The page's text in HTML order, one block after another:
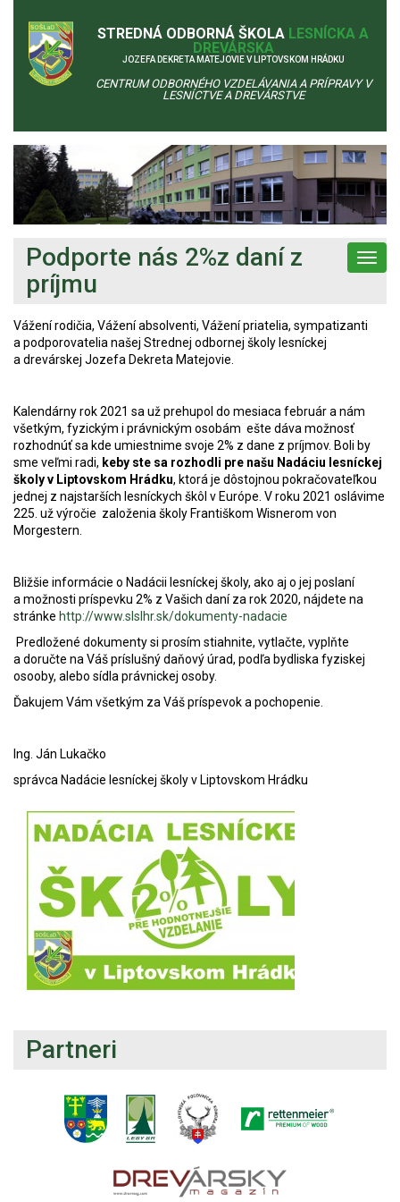
STREDNÁ ODBORNÁ ŠKOLA LESNÍCKA A
DREVÁRSKA
JOZEFA DEKRETA MATEJOVIE V LIPTOVSKOM HRÁDKU
CENTRUM ODBORNÉHO VZDELÁVANIA A PRÍPRAVY V
LESNÍCTVE A DREVÁRSTVE
Podporte nás 2%z daní z
príjmu
Vážení rodičia, Vážení absolventi, Vážení priatelia, sympatizanti
a podporovatelia našej Strednej odbornej školy lesníckej
a drevárskej Jozefa Dekreta Matejovie.
Kalendárny rok 2021 sa už prehupol do mesiaca február a nám
všetkým, fyzickým i právnickým osobám ešte dáva možnosť
rozhodnúť sa kde umiestnime svoje 2% z dane z príjmov. Boli by
sme veľmi radi, keby ste sa rozhodli pre našu Nadáciu lesníckej
školy v Liptovskom Hrádku, ktorá je dôstojnou pokračovateľkou
jednej z najstarších lesníckych škôl v Európe. V roku 2021 oslávime
225. už výročie založenia školy Františkom Wisnerom von
Morgestern.
Bližšie informácie o Nadácii lesníckej školy, ako aj o jej poslaní
a možnosti príspevku 2% z Vašich daní za rok 2020, nájdete na
stránke http://www.slslhr.sk/dokumenty-nadacie
Predložené dokumenty si prosím stiahnite, vytlačte, vyplňte
a doručte na Váš príslušný daňový úrad, podľa bydliska fyziskej
osooby, alebo sídla právnickej osoby.
Ďakujem Vám všetkým za Váš príspevok a pochopenie.
Ing. Ján Lukačko
správca Nadácie lesníckej školy v Liptovskom Hrádku
Partneri